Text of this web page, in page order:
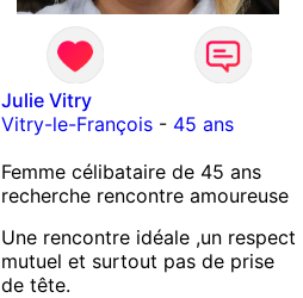
Julie Vitry
Vitry-le-François- 45 ans
Femme célibataire de 45 ans
recherche rencontre amoureuse
Une rencontre idéale ,un respect
mutuel et surtout pas de prise
de tête.